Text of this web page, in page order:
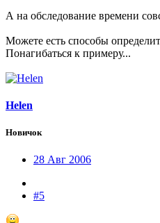
А на обследование времени
Можете есть способы
Понагибаться к примеру...
Helen
Новичок
28 Авг 2006
#5